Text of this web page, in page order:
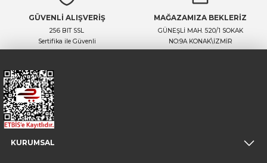
GÜVENLİ ALIŞVERİŞ
256 BIT SSL
Sertifika ile Güvenli
MAĞAZAMIZA BEKLERİZ
GÜNEŞLİ MAH. 520/1 SOKAK
NO:9A KONAK\İZMİR
KURUMSAL